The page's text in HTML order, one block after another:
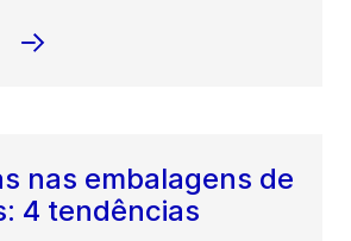
nas embalagens de
4 tendências